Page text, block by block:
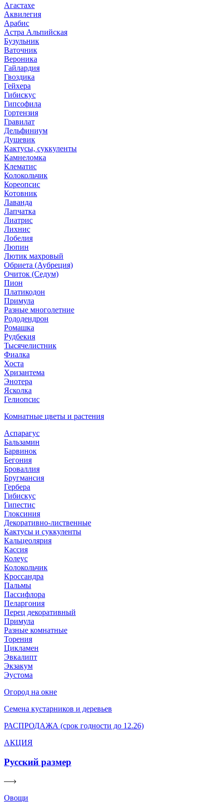
Агастахе
Аквилегия
Арабис
Астра Альпийская
Бузульник
Ваточник
Вероника
Гайлардия
Гвоздика
Гейхера
Гибискус
Гипсофила
Гортензия
Гравилат
Дельфиниум
Душевик
Кактусы, суккуленты
Камнеломка
Клематис
Колокольчик
Кореопсис
Котовник
Лаванда
Лапчатка
Лиатрис
Лихнис
Лобелия
Люпин
Лютик махровый
Обриета (Аубреция)
Очиток (Седум)
Пион
Платикодон
Примула
Разные многолетние
Рододендрон
Ромашка
Рудбекия
Тысячелистник
Фиалка
Хоста
Хризантема
Энотера
Ясколка
Гелиопсис
Комнатные цветы и растения
Аспарагус
Бальзамин
Барвинок
Бегония
Броваллия
Бругмансия
Гербера
Гибискус
Гипестис
Глоксиния
Декоративно-лиственные
Кактусы и суккуленты
Кальцеолярия
Кассия
Колеус
Колокольчик
Кроссандра
Пальмы
Пассифлора
Пеларгония
Перец декоративный
Примула
Разные комнатные
Торения
Цикламен
Эвкалипт
Экзакум
Эустома
Огород на окне
Семена кустарников и деревьев
РАСПРОДАЖА (срок годности до 12.26)
АКЦИЯ
Русский размер
Овощи